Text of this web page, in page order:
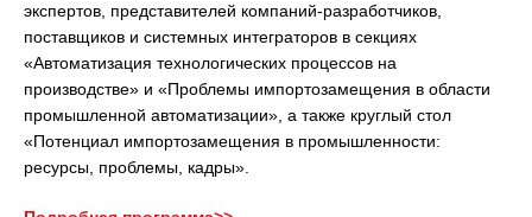
экспертов, представителей компаний-разработчиков,
поставщиков и системных интеграторов в секциях
«Автоматизация технологических процессов на
производстве» и «Проблемы импортозамещения в области
промышленной автоматизации», а также круглый стол
«Потенциал импортозамещения в промышленности:
ресурсы, проблемы, кадры».